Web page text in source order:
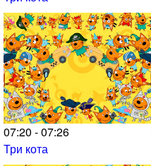
07:20 - 07:26
Три кота